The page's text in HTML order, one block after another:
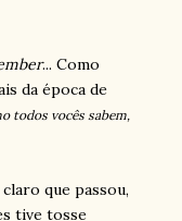
... Como
da época de
todos vocês sabem,
que passou,
tive tosse